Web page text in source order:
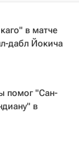
в матче
дабл Йокича
помог "Сан-
в